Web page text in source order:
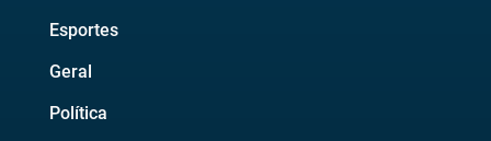
Esportes
Geral
Política